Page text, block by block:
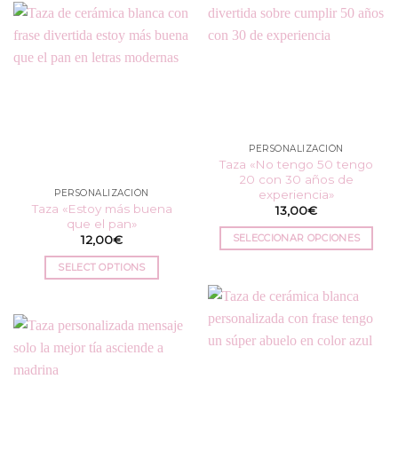
PERSONALIZACIÓN
Taza «No tengo 50 tengo
20 con 30 años de
experiencia»
13,00€
SELECCIONAR OPCIONES
tiene
múltiples
variantes.
PERSONALIZACIÓN
Taza «Estoy más buena
que el pan»
12,00€
SELECT OPTIONS